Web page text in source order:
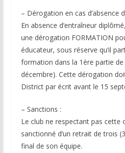
– Dérogation en cas d’absence
En absence d’entraîneur
une dérogation FORMATION
éducateur, sous réserve qu’il
formation dans la 1ère partie de
décembre). Cette dérogation
District par écrit avant le 15
– Sanctions :
Le club ne respectant pas cette
sanctionné d’un retrait de trois
final de son équipe.